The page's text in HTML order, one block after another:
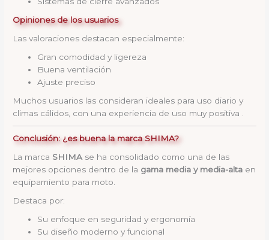
Opiniones de los usuarios
Las valoraciones destacan especialmente:
Gran comodidad y ligereza
Buena ventilación
Ajuste preciso
Muchos usuarios las consideran ideales para uso diario y
climas cálidos, con una experiencia de uso muy positiva .
Conclusión: ¿es buena la marca SHIMA?
La marca SHIMA se ha consolidado como una de las
mejores opciones dentro de la gama media y media-alta en
equipamiento para moto.
Destaca por:
Su enfoque en seguridad y ergonomía
Su diseño moderno y funcional